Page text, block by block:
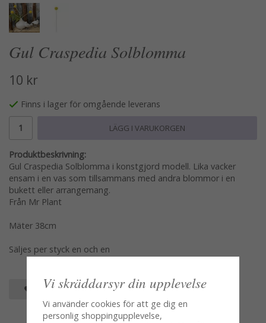
Gul Craspedia Solblomma
10 kr
Finns i lager för omgående leverans
LÄGG I VARUKORGEN
Produktbeskrivning:
Gul Craspedia Solblomma i konstgjord modell. Lika vacker
ensam i en vas som tillsammans med andra blommor i en
bukett eller arrangemang.
Från Mr Plant
Mäter 38cm
Säljes per styck en och en
SPARA SOM FAVORIT
Vi skräddarsyr din upplevelse
Vi använder cookies för att ge dig en
personlig shoppingupplevelse,